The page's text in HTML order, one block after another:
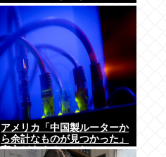
アメリカ「中国製ルーターか
ら余計なものが見つかった」
高市どうするのこれ